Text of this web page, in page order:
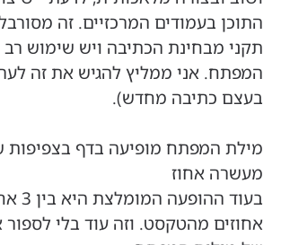
התוכן בעמודים המרכזיים. זה
תקני מבחינת הכתיבה ויש שימוש רב
המפתח. אני ממליץ להגיש את זה
בעצם כתיבה מחדש).
מילת המפתח מופיעה בדף בצפיפות
מעשרה אחוז
בעוד
אחוזים מהטקסט. וזה עוד בלי